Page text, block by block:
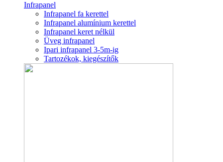
Infrapanel
Infrapanel fa kerettel
Infrapanel alumínium kerettel
Infrapanel keret nélkül
Üveg infrapanel
Ipari infrapanel 3-5m-ig
Tartozékok, kiegészítők